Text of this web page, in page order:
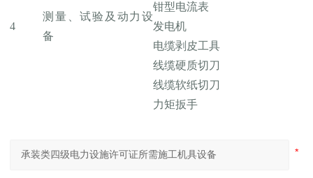
4
测量、试验及动力设
备
钳型电流表
发电机
电缆剥皮工具
线缆硬质切刀
线缆软纸切刀
力矩扳手